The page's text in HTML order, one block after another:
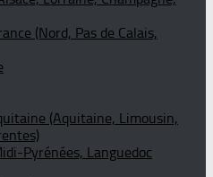
(Nord, Pas de Calais,
(Aquitaine, Limousin,
Pyrénées, Languedoc